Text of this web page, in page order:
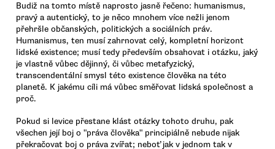
Budiž na tomto místě naprosto jasně řečeno: humanismus,
pravý a autentický, to je něco mnohem více nežli jenom
přehršle občanských, politických a sociálních práv.
Humanismus, ten musí zahrnovat celý, kompletní horizont
lidské existence; musí tedy především obsahovat i otázku, jaký
je vlastně vůbec dějinný, či vůbec metafyzický,
transcendentální smysl této existence člověka na této
planetě. K jakému cíli má vůbec směřovat lidská společnost a
proč.
Pokud si levice přestane klást otázky tohoto druhu, pak
všechen její boj o "práva člověka" principiálně nebude nijak
překračovat boj o práva zvířat; neboť jak v jednom tak v